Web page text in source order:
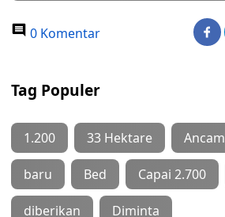
0 Komentar
Tag Populer
1.200 33 Hektare Ancam
baru Bed Capai 2.700
diberikan Diminta